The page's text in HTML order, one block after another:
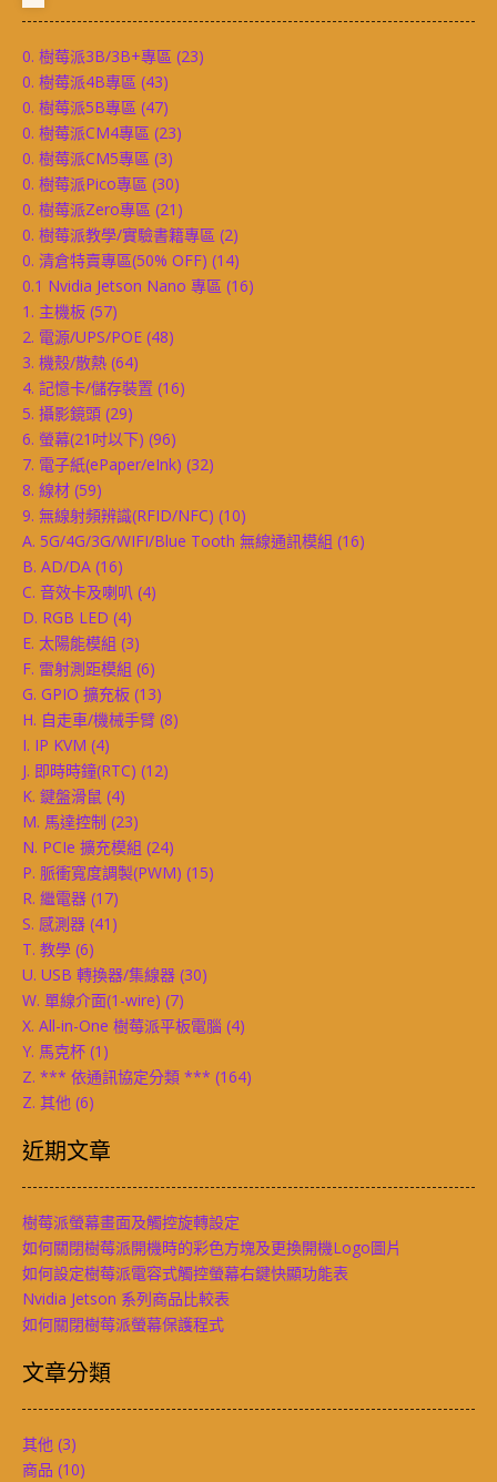
0. 樹莓派3B/3B+專區 (23)
0. 樹莓派4B專區 (43)
0. 樹莓派5B專區 (47)
0. 樹莓派CM4專區 (23)
0. 樹莓派CM5專區 (3)
0. 樹莓派Pico專區 (30)
0. 樹莓派Zero專區 (21)
0. 樹莓派教學/實驗書籍專區 (2)
0. 清倉特賣專區(50% OFF) (14)
0.1 Nvidia Jetson Nano 專區 (16)
1. 主機板 (57)
2. 電源/UPS/POE (48)
3. 機殼/散熱 (64)
4. 記憶卡/儲存裝置 (16)
5. 攝影鏡頭 (29)
6. 螢幕(21吋以下) (96)
7. 電子紙(ePaper/eInk) (32)
8. 線材 (59)
9. 無線射頻辨識(RFID/NFC) (10)
A. 5G/4G/3G/WIFI/Blue Tooth 無線通訊模組 (16)
B. AD/DA (16)
C. 音效卡及喇叭 (4)
D. RGB LED (4)
E. 太陽能模組 (3)
F. 雷射測距模組 (6)
G. GPIO 擴充板 (13)
H. 自走車/機械手臂 (8)
I. IP KVM (4)
J. 即時時鐘(RTC) (12)
K. 鍵盤滑鼠 (4)
M. 馬達控制 (23)
N. PCIe 擴充模組 (24)
P. 脈衝寬度調製(PWM) (15)
R. 繼電器 (17)
S. 感測器 (41)
T. 教學 (6)
U. USB 轉換器/集線器 (30)
W. 單線介面(1-wire) (7)
X. All-in-One 樹莓派平板電腦 (4)
Y. 馬克杯 (1)
Z. *** 依通訊協定分類 *** (164)
Z. 其他 (6)
近期文章
樹莓派螢幕畫面及觸控旋轉設定
如何關閉樹莓派開機時的彩色方塊及更換開機Logo圖片
如何設定樹莓派電容式觸控螢幕右鍵快顯功能表
Nvidia Jetson 系列商品比較表
如何關閉樹莓派螢幕保護程式
文章分類
其他 (3)
商品 (10)